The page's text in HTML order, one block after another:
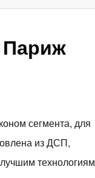
сегмента, для
из ДСП,
технологиям